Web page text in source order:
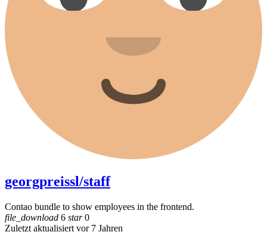
georgpreissl/staff
Contao bundle to show employees in the frontend.
file_download 6 star0
Zuletzt aktualisiert vor 7 Jahren